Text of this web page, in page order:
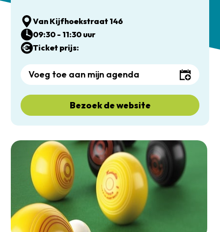
Van Kijfhoekstraat 146
09:30 - 11:30 uur
Ticket prijs:
Voeg toe aan mijn agenda
Bezoek de website